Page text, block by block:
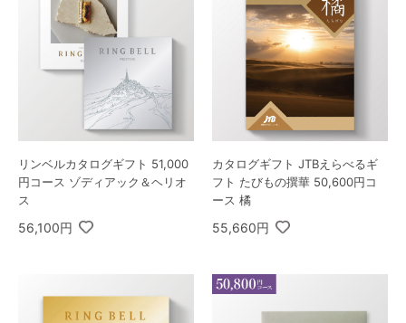
リンベルカタログギフト 51,000
円コース ゾディアック＆ヘリオ
ス
56,100円
カタログギフト JTBえらべるギ
フト たびもの撰華 50,600円コ
ース 橘
55,660円